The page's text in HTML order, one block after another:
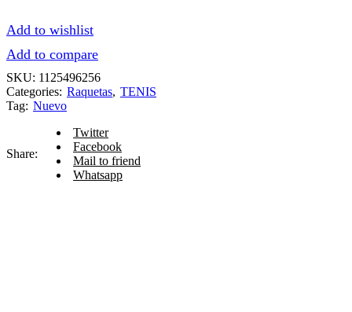
Add to wishlist
Add to compare
SKU: 1125496256
Categories: Raquetas, TENIS
Tag: Nuevo
Share:
Twitter
Facebook
Mail to friend
Whatsapp